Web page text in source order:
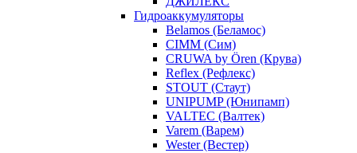
Гидроаккумуляторы
Belamos (Беламос)
CIMM (Сим)
CRUWA by Ören (Крува)
Reflex (Рефлекс)
STOUT (Стаут)
UNIPUMP (Юнипамп)
VALTEC (Валтек)
Varem (Варем)
Wester (Вестер)